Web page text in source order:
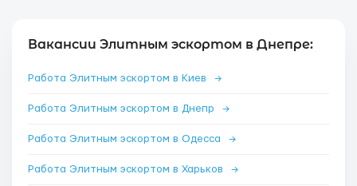
Вакансии Элитным эскортом в Днепре:
Работа Элитным эскортом в Киев →
Работа Элитным эскортом в Днепр →
Работа Элитным эскортом в Одесса →
Работа Элитным эскортом в Харьков →